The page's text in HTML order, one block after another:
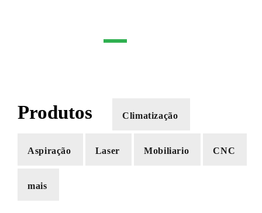
Produtos Climatização
Aspiração Laser Mobiliario CNC
mais